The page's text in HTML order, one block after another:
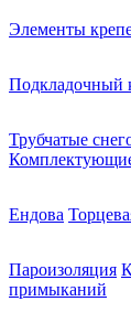
Элементы
Подкладочный
Трубчатые
Ендова
Пароизоляция
примыканий